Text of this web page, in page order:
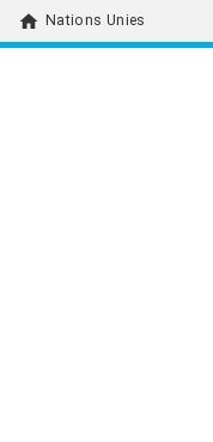
home Nations Unies